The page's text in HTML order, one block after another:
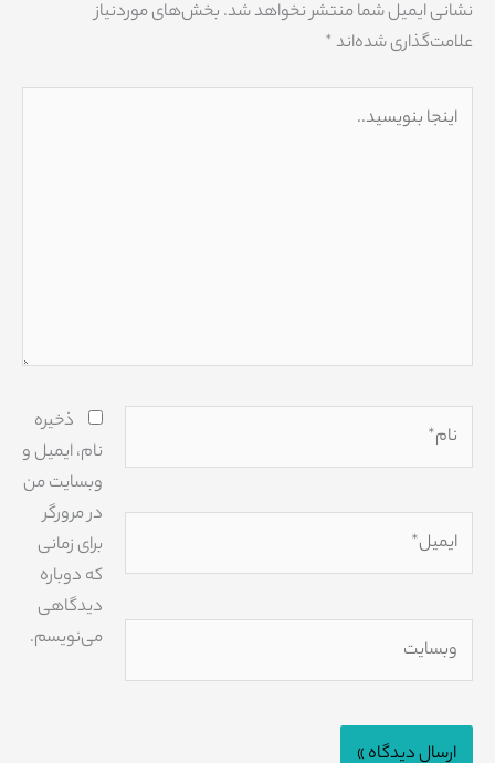
نشانی ایمیل شما منتشر نخواهد شد.بخش‌های موردنیاز
علامت‌گذاری شده‌اند*
بنویسید..
ایمیل*
ذخیره
نام، ایمیل و
وبسایت من
در مرورگر
برای زمانی
که دوباره
دیدگاهی
می‌نویسم.